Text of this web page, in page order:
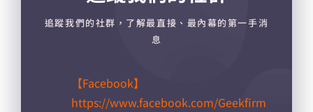
追蹤我們的社群，了解最直接、最內幕的第一手消
息
【Facebook】
https://www.facebook.com/Geekfirm